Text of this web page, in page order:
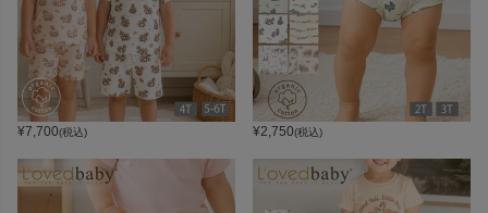
¥7,700(税込) ¥2,750(税込)